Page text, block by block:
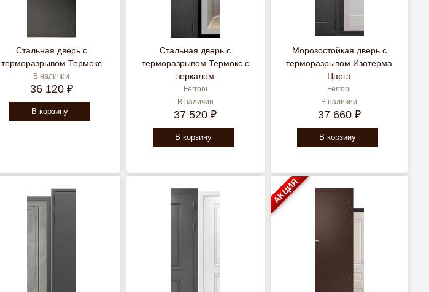
Стальная дверь с
терморазрывом Термокс
В наличии
36 120 ₽
В корзину
Стальная дверь с
терморазрывом Термокс с
зеркалом
Ferroni
В наличии
37 520 ₽
В корзину
Морозостойкая дверь с
терморазрывом Изотерма
Царга
Ferroni
В наличии
37 660 ₽
В корзину
АКЦИЯ